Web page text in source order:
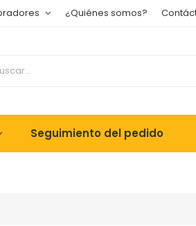
¿Quiénes somos?
Seguimiento del pedido